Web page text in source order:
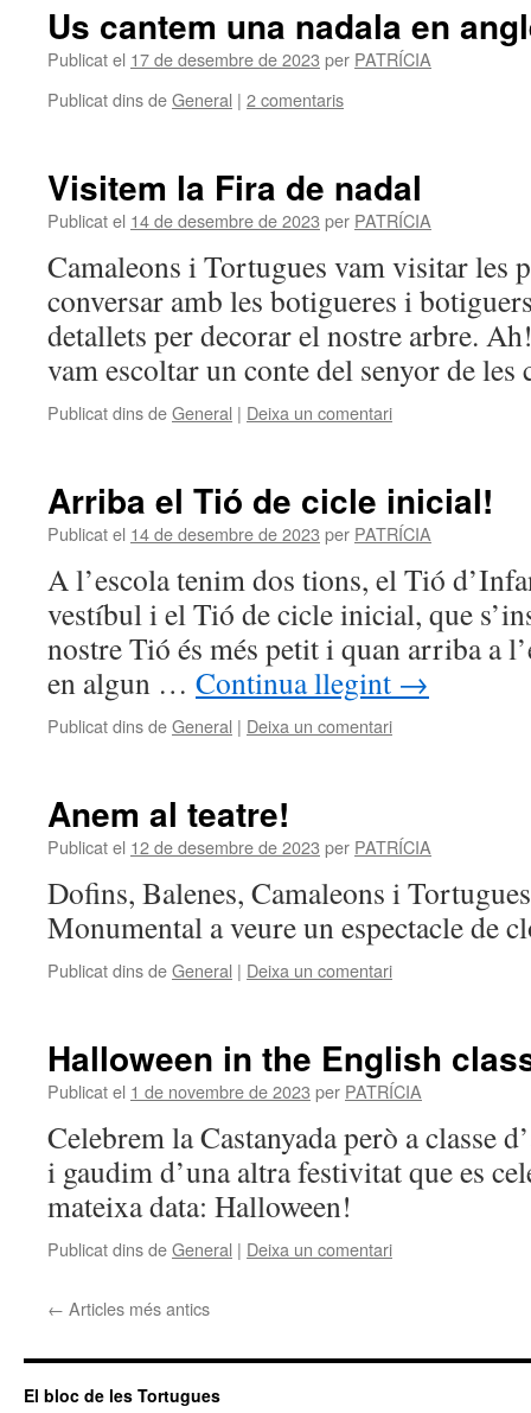
Us cantem una nadala en
Publicat el 17 de desembre de 2023 per PATRÍCIA
Publicat dins deGeneral | 2 comentaris
Visitem la Fira de nadal
Publicat el 14 de desembre de 2023 per PATRÍCIA
Camaleons i Tortugues vam visitar les
conversar amb les botigueres i
detallets per decorar el nostre arbre.
vam escoltar un conte del senyor de
Publicat dins deGeneral | Deixa un comentari
Arriba el Tió de cicle inicial!
Publicat el 14 de desembre de 2023 per PATRÍCIA
A l’escola tenim dos tions, el Tió
vestíbul i el Tió de cicle inicial, que
nostre Tió és més petit i quan arriba a
en algun … Continua llegint →
Publicat dins deGeneral | Deixa un comentari
Anem al teatre!
Publicat el 12 de desembre de 2023 per PATRÍCIA
Dofins, Balenes, Camaleons i
Monumental a veure un espectacle de
Publicat dins deGeneral | Deixa un comentari
Halloween in the English
Publicat el 1 de novembre de 2023 per PATRÍCIA
Celebrem la Castanyada però a classe
i gaudim d’una altra festivitat que es
mateixa data: Halloween!
Publicat dins deGeneral | Deixa un comentari
← Articles més antics
El bloc de les Tortugues